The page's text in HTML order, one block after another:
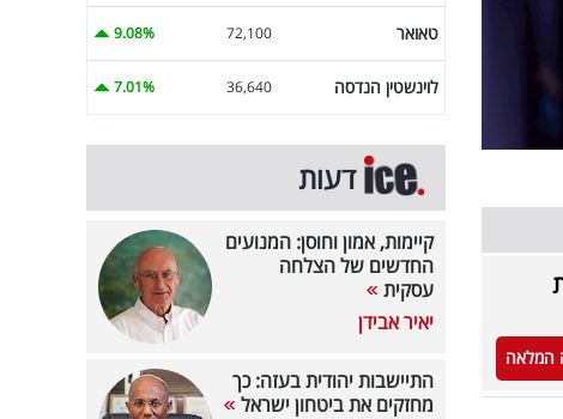
המלאה
טאואר 72,100
9.08%
לוינשטין הנדסה 36,640
7.01%
דעות
קיימות, אמון וחוסן: המנועים
החדשים של הצלחה
עסקית
יאיר אבידן
התיישבות יהודית בעזה: כך
מחזקים את ביטחון ישראל